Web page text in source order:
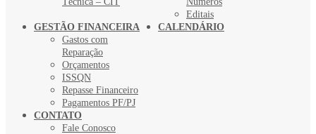
Editais
GESTÃO FINANCEIRA
Gastos com
Reparação
Orçamentos
ISSQN
Repasse Financeiro
Pagamentos PF/PJ
CALENDÁRIO
CONTATO
Fale Conosco